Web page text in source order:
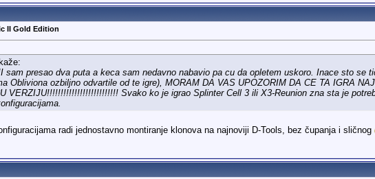
II Gold Edition
kaže:
sam presao dva puta a keca sam nedavno nabavio pa cu da opletem uskoro. Inace sto
Obliviona ozbiljno odvartile od te igre), MORAM DA VAS UPOZORIM DA CE TA IGRA
VERZIJU!!!!!!!!!!!!!!!!!!!!!!!!!! Svako ko je igrao Splinter Cell 3 ili X3-Reunion zna sta je
radi jednostavno montiranje klonova na najnoviji D-Tools, bez čupanja i sličnog